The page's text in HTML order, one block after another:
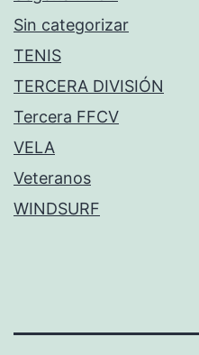
Sin categorizar
TENIS
TERCERA DIVISIÓN
Tercera FFCV
VELA
Veteranos
WINDSURF